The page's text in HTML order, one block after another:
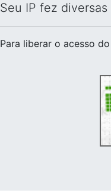
Seu IP fez
Para liberar o acesso